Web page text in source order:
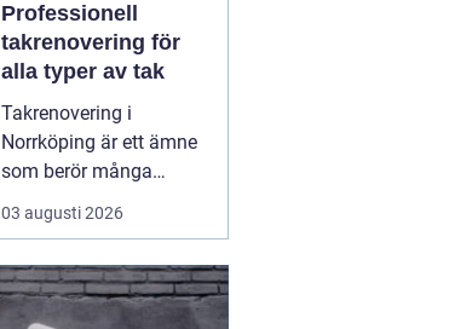
Professionell
takrenovering för
alla typer av tak
Takrenovering i
Norrköping är ett ämne
som berör många
husägare som vill
skydda sina fastigheter
onödigt höga
energikostnader. Ett
03 augusti 2026